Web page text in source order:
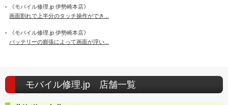
《モバイル修理.jp 伊勢崎本店》
画面割れで上半分のタッチ操作ができ...
《モバイル修理.jp 伊勢崎本店》
バッテリーの膨張によって画面が浮い...
モバイル修理.jp 店舗一覧